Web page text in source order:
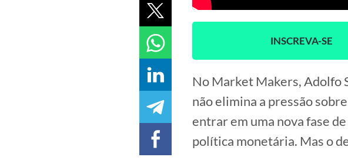
INSCREVA-SE
No Market Makers, Adolfo
não elimina a pressão
entrar em uma nova fase
política monetária. Mas o